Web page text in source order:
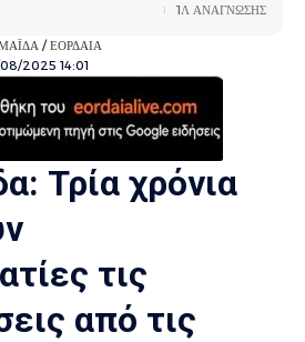
2025 14:01
/ ΕΟΡΔΑΙΑ
1Λ ΑΝΑΓΝΩΣΗΣ
Τρία χρόνια
τις
από τις